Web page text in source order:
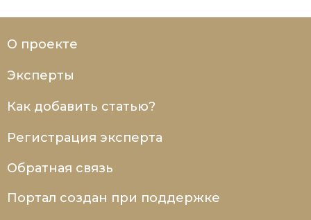
О проекте
Эксперты
Как добавить статью?
Регистрация эксперта
Обратная связь
Портал создан при поддержке